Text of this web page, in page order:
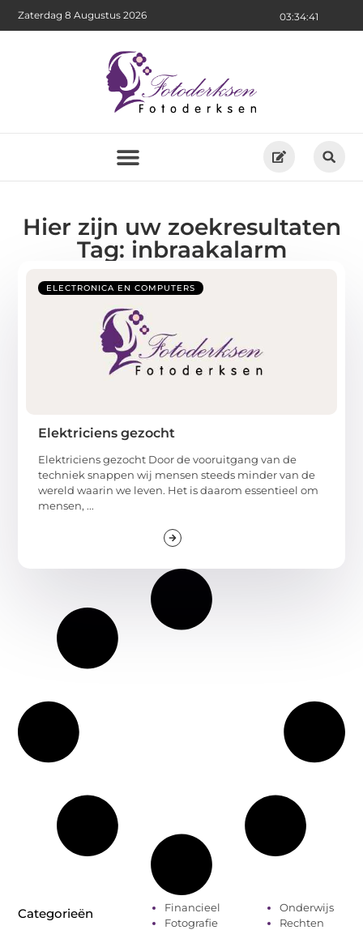
03:34:42
Zaterdag 8 Augustus 2026
Hier zijn uw zoekresultaten
Tag: inbraakalarm
ELECTRONICA EN COMPUTERS
Elektriciens gezocht
Elektriciens gezocht Door de vooruitgang van de
techniek snappen wij mensen steeds minder van de
wereld waarin we leven. Het is daarom essentieel om
mensen, ...
Categorieën
Financieel
Fotografie
Onderwijs
Rechten